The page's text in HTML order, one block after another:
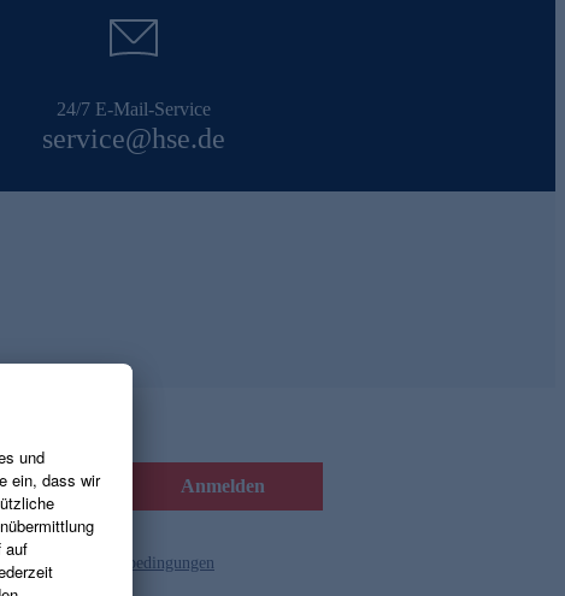
24/7 E-Mail-Service
service@hse.de
Anmelden
und die Gutscheinbedingungen